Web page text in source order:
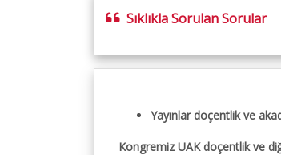
Sıklıkla Sorulan Sorular
Yayınlar doçentlik ve
Kongremiz UAK doçentlik ve